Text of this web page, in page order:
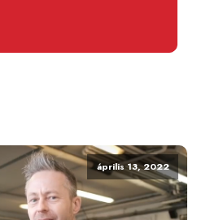
április 13, 2022